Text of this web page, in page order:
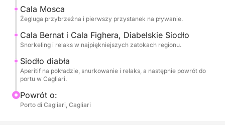
🏝️ Cala Mosca
🏝️ Cala Fighera
🏝️ Grotta dei Colombi
🏝️ Sella del Diavolo
Podczas wycieczki możesz:
☀️ Zrelaksować się w słońcu
🤿 Snorkelować i nurkować
📸 Zrobić spektakularne zdjęcia
Cala Mosca
Żegluga przybrzeżna i pierwszy przystanek na pływanie.
Cala Bernat i Cala Fighera, Diabelskie Siodło
Snorkeling i relaks w najpiękniejszych zatokach regionu.
Siodło diabła
Aperitif na pokładzie, snurkowanie i relaks, a następnie powrót do
portu w Cagliari.
Powrót o:
Porto di Cagliari, Cagliari